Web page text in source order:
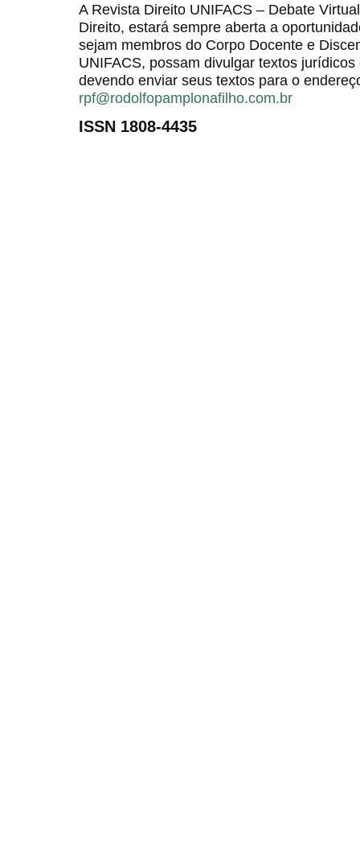
A Revista Direito UNIFACS – Debate
Direito, estará sempre aberta a
sejam membros do Corpo Docente e
UNIFACS, possam divulgar textos
devendo enviar seus textos para o
rpf@rodolfopamplonafilho.com.br
ISSN 1808-4435